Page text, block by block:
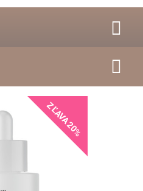
ZĽAVA 20%